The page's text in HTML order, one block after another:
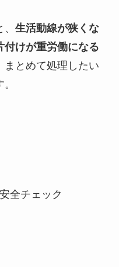
生活動線が狭くな
付けが重労働になる
まとめて処理したい
全チェック